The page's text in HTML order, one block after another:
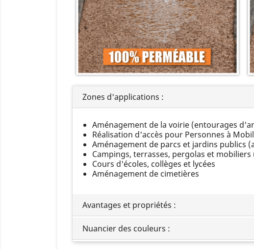
Zones d'applications :
Aménagement de la voirie (entourages
Réalisation d'accès pour Personnes à
Aménagement de parcs et jardins publics
Campings, terrasses, pergolas et mobiliers
Cours d'écoles, collèges et lycées
Aménagement de cimetières
Avantages et propriétés :
Nuancier des couleurs :